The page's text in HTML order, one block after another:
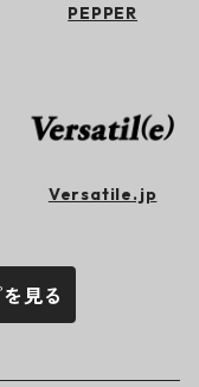
PEPPER
Versatile.jp
見る